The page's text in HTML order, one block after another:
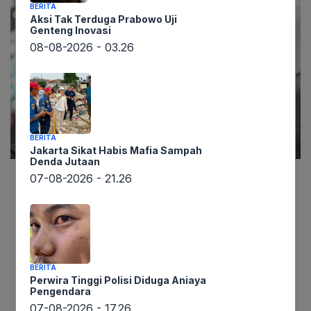
bersiap memanggil dan memeriksa mantan Wakil
Kepala Badan Gizi Nasional (BGN), Sony
Sanjaya, pada pekan depan. Pemeriksaan ini
menjadi langkah krusial dalam mengusut tuntas
kasus korupsi tata kelola program Makan Bergizi
Gratis (MBG) periode 2025-2026, sekaligus
BERITA
Aksi Tak Terduga Prabowo Uji
Genteng Inovasi
08-08-2026 - 03.26
BERITA
Jakarta Sikat Habis Mafia Sampah
Denda Jutaan
07-08-2026 - 21.26
BERITA
Perwira Tinggi Polisi Diduga Aniaya
Pengendara